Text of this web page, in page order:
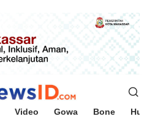
Video Gowa Bone